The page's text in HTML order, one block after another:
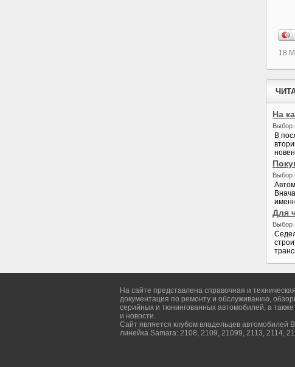
18
На
Выбор
В
Выбор
Для
Выбор
На сайте представлена справочная и техническая
документация по ремонту и обслуживанию,
серийных и тюнингованных автомобилей, а также
и новости.
Сайт является клубом владельцев автомобилей
линейка Samara: 2108, 2109, 21099, 2113, 2114,